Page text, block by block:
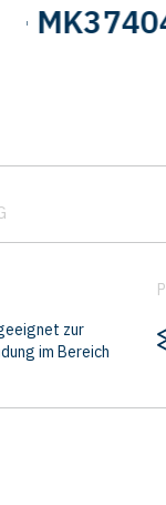
-
zur
im Bereich